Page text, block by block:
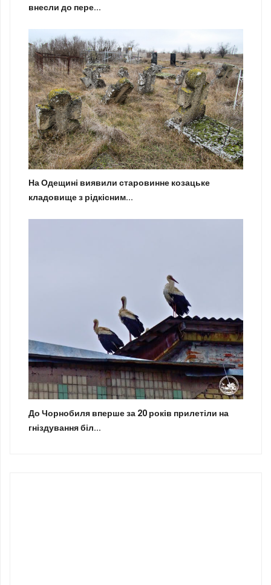
внесли до пере...
На Одещині виявили старовинне козацьке
кладовище з рідкісним...
До Чорнобиля вперше за 20 років прилетіли на
гніздування біл...